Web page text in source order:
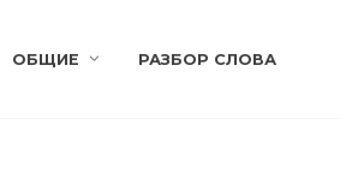
ОБЩИЕ РАЗБОР СЛОВА